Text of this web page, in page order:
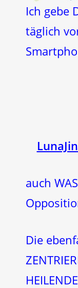
Ich gebe
täglich
auch
Die
HEILENDE